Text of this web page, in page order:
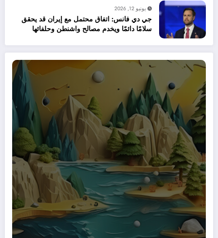
يونيو 12, 2026
جي دي فانس: اتفاق محتمل مع إيران قد يحقق
سلامًا دائمًا ويخدم مصالح واشنطن وحلفائها